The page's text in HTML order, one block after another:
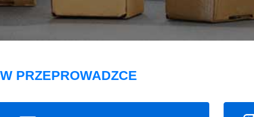
PRZEPROWADZCE